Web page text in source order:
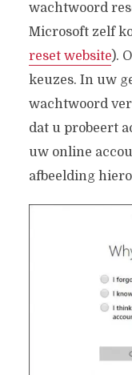
wachtwoord
Microsoft zelf
reset website).
keuzes. In uw
wachtwoord
dat u probeert
uw online
afbeelding